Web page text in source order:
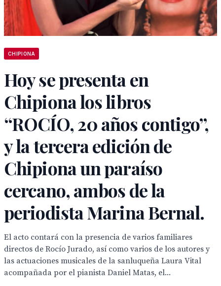
CHIPIONA
Hoy se presenta en
Chipiona los libros
“ROCÍO, 20 años contigo”,
y la tercera edición de
Chipiona un paraíso
cercano, ambos de la
periodista Marina Bernal.
El acto contará con la presencia de varios familiares
directos de Rocío Jurado, así como varios de los autores y
las actuaciones musicales de la sanluqueña Laura Vital
acompañada por el pianista Daniel Matas, el...